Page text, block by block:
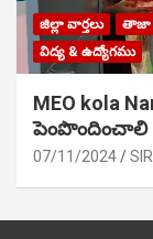
జిల్లా వార్తలు తాజా
విద్య & ఉద్యోగము
MEO kola
పెంపొందించాలి
07/11/2024